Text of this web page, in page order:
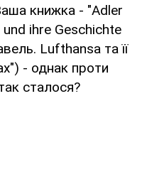
книжка - "Adler
ihre Geschichte
Lufthansa та її
- однак проти
сталося?